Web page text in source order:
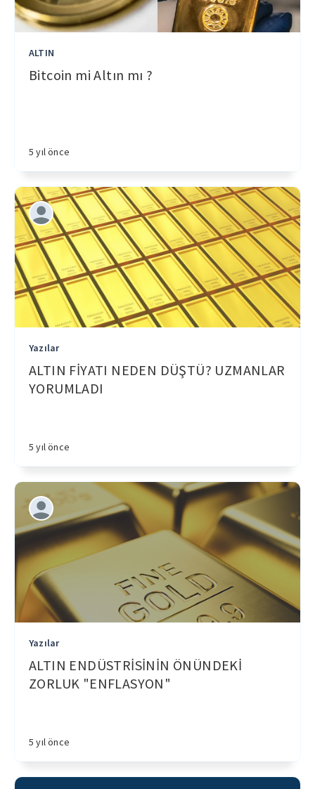
ALTIN
Bitcoin mi Altın mı ?
5 yıl önce
Yazılar
ALTIN FİYATI NEDEN DÜŞTÜ? UZMANLAR
YORUMLADI
5 yıl önce
Yazılar
ALTIN ENDÜSTRİSİNİN ÖNÜNDEKİ
ZORLUK "ENFLASYON"
5 yıl önce